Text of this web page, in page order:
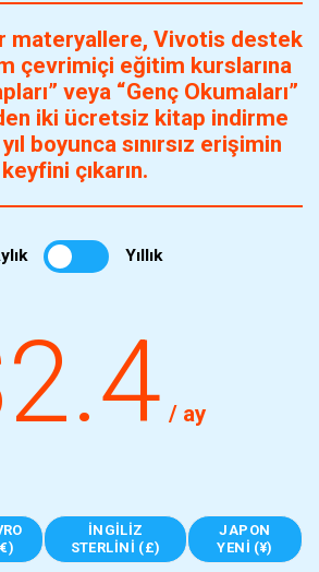
materyallere, Vivotis destek
çevrimiçi eğitim kurslarına
veya “Genç Okumaları”
iki ücretsiz kitap indirme
boyunca sınırsız erişimin
keyfini çıkarın.
Yıllık
/ ay
İNGILIZ
STERLINI (£)
JAPON
YENI (¥)